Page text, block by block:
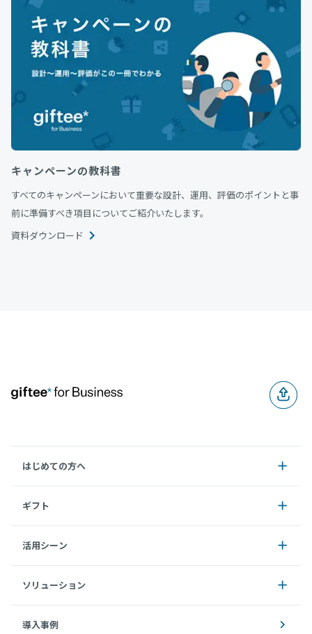
キャンペーンの教科書
すべてのキャンペーンにおいて重要な設計、運用、評価のポイントと事
前に準備すべき項目についてご紹介いたします。
資料ダウンロード
はじめての方へ
ギフト
活用シーン
ソリューション
導入事例